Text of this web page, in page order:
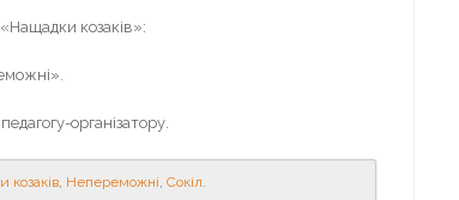
козаків»:
організатору.
козаків, Непереможні, Сокіл.